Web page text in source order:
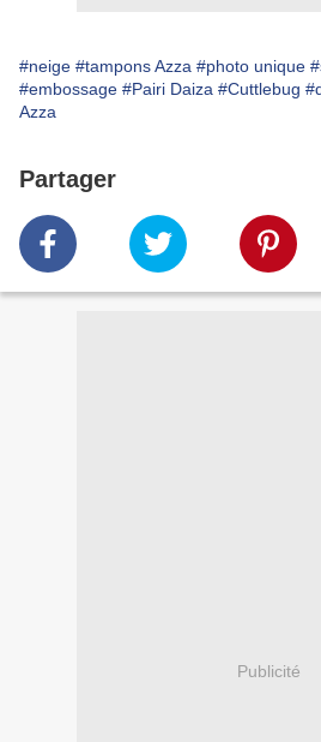
#neige #tampons Azza #photo unique
#embossage #Pairi Daiza #Cuttlebug
Azza
Partager
Publicité